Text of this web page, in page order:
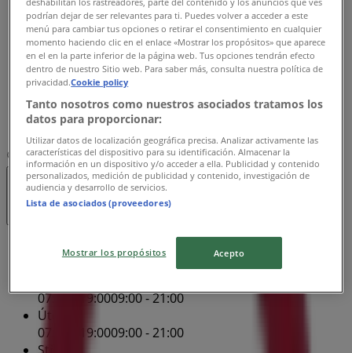
Středa
07:00 - 19:0009:00 - 21:00
Čtvrtek
07:00 - 19:0009:00 - 21:00
Pátek
07:00 - 19:00
09:00 - 21:00
Sobota
07:00 - 13:0009:00 - 21:00
Mapa
+420 775 785 136
Zavřeno
Nedĕle
07:00 - 19:0009:00 - 21:00
Úterý
07:00 - 19:0009:00 - 21:00
podrían dejar de ser relevantes para ti. Puedes volver a acceder a este
menú para cambiar tus opciones o retirar el consentimiento en cualquier
momento haciendo clic en el enlace «Mostrar los propósitos» que aparece
en el en la parte inferior de la página web. Tus opciones tendrán efecto
dentro de nuestro Sitio web. Para saber más, consulta nuestra política de
privacidad.Cookie policy
Tanto nosotros como nuestros asociados tratamos los
datos para proporcionar:
Utilizar datos de localización geográfica precisa. Analizar activamente las
características del dispositivo para su identificación. Almacenar la
información en un dispositivo y/o acceder a ella. Publicidad y contenido
personalizados, medición de publicidad y contenido, investigación de
audiencia y desarrollo de servicios.
Lista de asociados (proveedores)
Mostrar los propósitos Acepto